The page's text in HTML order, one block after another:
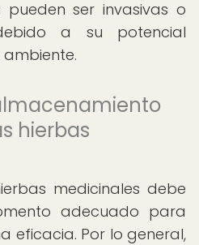
ser invasivas o
a su potencial
hierbas
medicinales debe
adecuado para
eficacia. Por lo general,